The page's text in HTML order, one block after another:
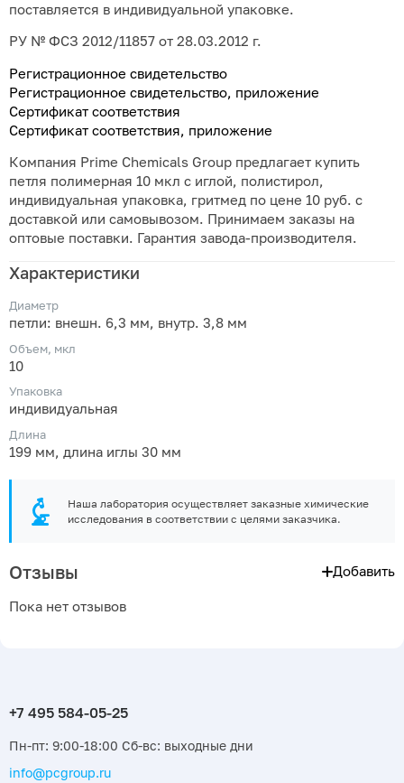
поставляется в индивидуальной упаковке.
РУ № ФСЗ 2012/11857 от 28.03.2012 г.
Регистрационное свидетельство
Регистрационное свидетельство, приложение
Сертификат соответствия
Сертификат соответствия, приложение
Компания Prime Chemicals Group предлагает купить
петля полимерная 10 мкл с иглой, полистирол,
индивидуальная упаковка, гритмед по цене 10 руб. с
доставкой или самовывозом. Принимаем заказы на
оптовые поставки. Гарантия завода-производителя.
Характеристики
Диаметр
петли: внешн. 6,3 мм, внутр. 3,8 мм
Объем, мкл
10
Упаковка
индивидуальная
Длина
199 мм, длина иглы 30 мм
Наша лаборатория осуществляет заказные химические
исследования в соответствии с целями заказчика.
Отзывы Добавить
Пока нет отзывов
Пн-пт: 9:00-18:00 Сб-вс: выходные дни
info@pcgroup.ru